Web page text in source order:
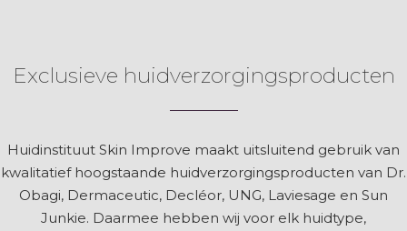
Exclusieve huidverzorgingsproducten
Huidinstituut Skin Improve maakt uitsluitend gebruik van
kwalitatief hoogstaande huidverzorgingsproducten van Dr.
Obagi, Dermaceutic, Decléor, UNG, Laviesage en Sun
Junkie. Daarmee hebben wij voor elk huidtype,